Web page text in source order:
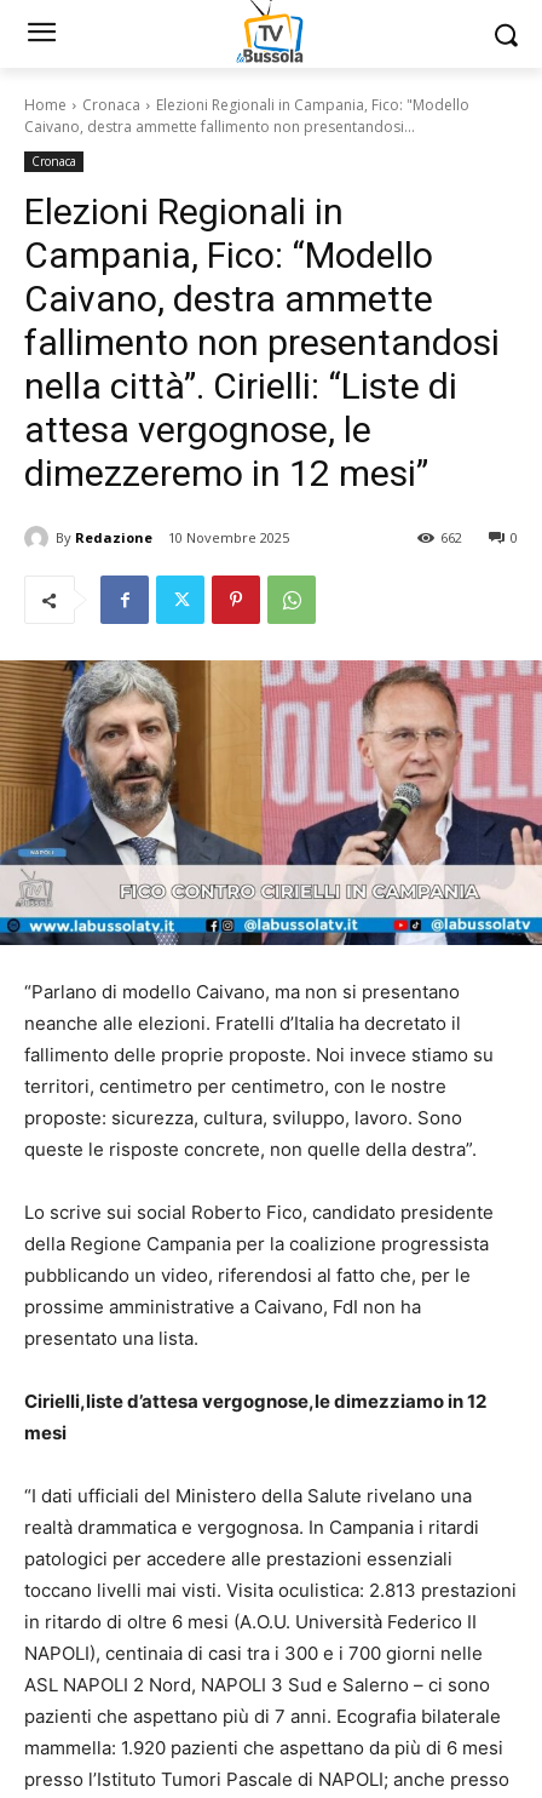
Home Cronaca
Elezioni Regionali in Campania, Fico: "Modello
Caivano, destra ammette fallimento non presentandosi...
Cronaca
Elezioni Regionali in
Campania, Fico: “Modello
Caivano, destra ammette
fallimento non presentandosi
nella città”. Cirielli: “Liste di
attesa vergognose, le
dimezzeremo in 12 mesi”
By Redazione 10 Novembre 2025 0
662
“Parlano di modello Caivano, ma non si presentano
neanche alle elezioni. Fratelli d’Italia ha decretato il
fallimento delle proprie proposte. Noi invece stiamo su
territori, centimetro per centimetro, con le nostre
proposte: sicurezza, cultura, sviluppo, lavoro. Sono
queste le risposte concrete, non quelle della destra”.
Lo scrive sui social Roberto Fico, candidato presidente
della Regione Campania per la coalizione progressista
pubblicando un video, riferendosi al fatto che, per le
prossime amministrative a Caivano, FdI non ha
presentato una lista.
Cirielli,liste d’attesa vergognose,le dimezziamo in 12
mesi
“I dati ufficiali del Ministero della Salute rivelano una
realtà drammatica e vergognosa. In Campania i ritardi
patologici per accedere alle prestazioni essenziali
toccano livelli mai visti. Visita oculistica: 2.813 prestazioni
in ritardo di oltre 6 mesi (A.O.U. Università Federico II
NAPOLI), centinaia di casi tra i 300 e i 700 giorni nelle
ASL NAPOLI 2 Nord, NAPOLI 3 Sud e Salerno – ci sono
pazienti che aspettano più di 7 anni. Ecografia bilaterale
mammella: 1.920 pazienti che aspettano da più di 6 mesi
presso l’Istituto Tumori Pascale di NAPOLI; anche presso